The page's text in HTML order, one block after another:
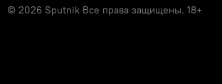
© 2026 Sputnik Все права защищены. 18+